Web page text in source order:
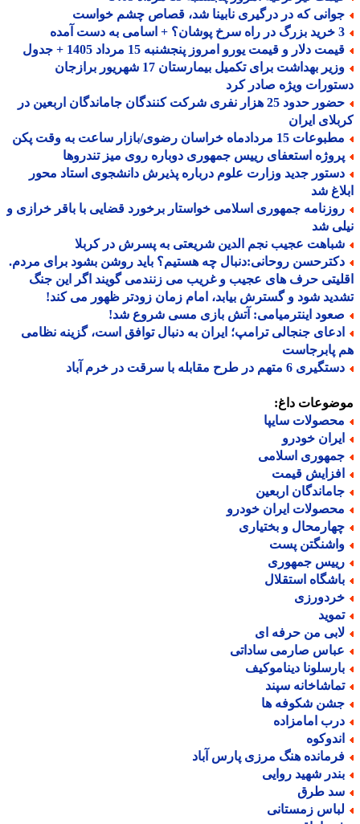
که در درگیری نابینا شد، قصاص چشم خواست
دلار و قیمت یورو امروز پنجشنبه 15 مرداد 1405 + جدول
وزیر بهداشت برای تکمیل بیمارستان 17 شهریور برازجان
ویژه صادر کرد
حضور حدود 25 هزار نفری شرکت کنندگان جاماندگان اربعین در
ایران
15 مردادماه خراسان رضوی/بازار ساعت به وقت پکن
استعفای رییس جمهوری دوباره روی میز تندروها
جدید وزارت علوم درباره پذیرش دانشجوی استاد محور
شد
جمهوری اسلامی خواستار برخورد قضایی با باقر خرازی و
شد
عجیب نجم الدین شریعتی به پسرش در کربلا
روحانی:دنبال چه هستیم؟ باید روشن بشود برای مردم.
حرف های عجیب و غریب می زنندمی گویند اگر این جنگ
شود و گسترش بیابد، امام زمان زودتر ظهور می کند!
اینترمیامی: آتش بازی مسی شروع شد!
جنجالی ترامپ؛ ایران به دنبال توافق است، گزینه نظامی
پابرجاست
6 متهم در طرح مقابله با سرقت در خرم آباد
داغ:
سایپا
خودرو
اسلامی
قیمت
اربعین
ایران خودرو
و بختیاری
پست
جمهوری
استقلال
من حرفه ای
صارمی ساداتی
دیناموکیف
سپند
شکوفه ها
امامزاده
هنگ مرزی پارس آباد
شهید روایی
طرق
زمستانی